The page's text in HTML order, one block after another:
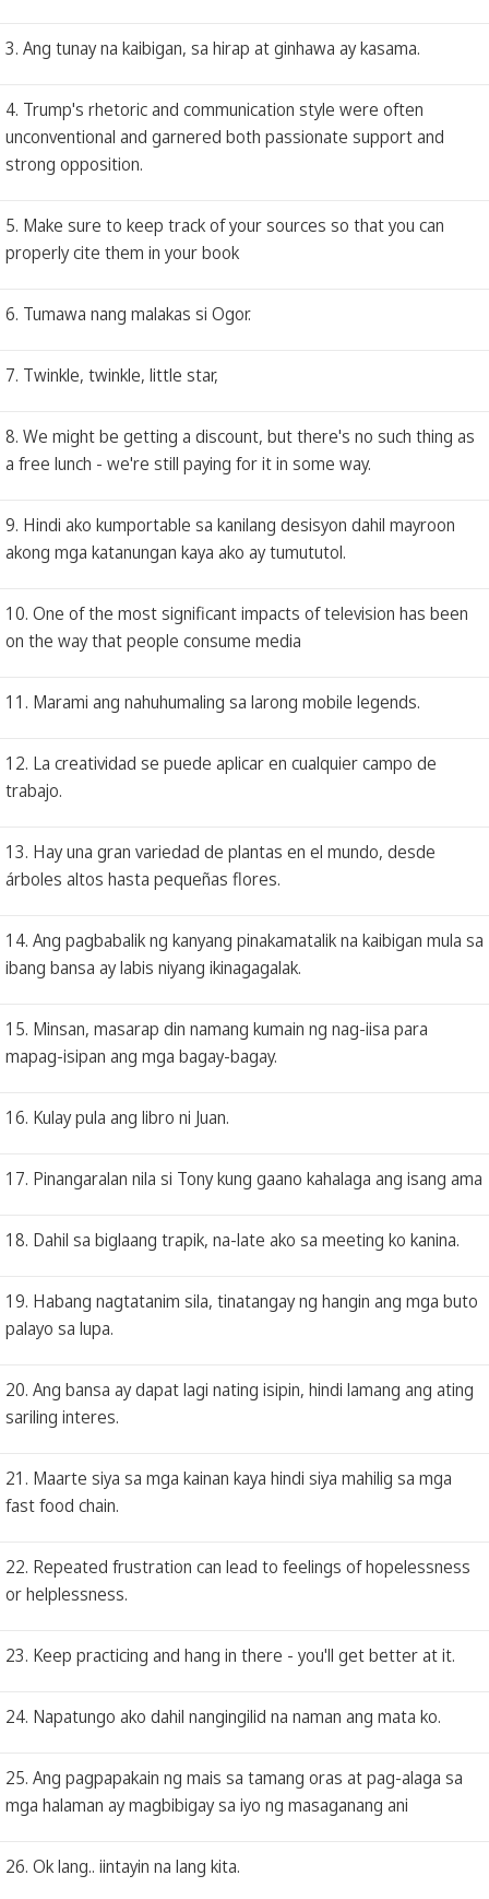
3. Ang tunay na kaibigan, sa hirap at ginhawa ay kasama.
4. Trump's rhetoric and communication style were often
unconventional and garnered both passionate support and
strong opposition.
5. Make sure to keep track of your sources so that you can
properly cite them in your book
6. Tumawa nang malakas si Ogor.
7. Twinkle, twinkle, little star,
8. We might be getting a discount, but there's no such thing as
a free lunch - we're still paying for it in some way.
9. Hindi ako kumportable sa kanilang desisyon dahil mayroon
akong mga katanungan kaya ako ay tumututol.
10. One of the most significant impacts of television has been
on the way that people consume media
11. Marami ang nahuhumaling sa larong mobile legends.
12. La creatividad se puede aplicar en cualquier campo de
trabajo.
13. Hay una gran variedad de plantas en el mundo, desde
árboles altos hasta pequeñas flores.
14. Ang pagbabalik ng kanyang pinakamatalik na kaibigan mula sa
ibang bansa ay labis niyang ikinagagalak.
15. Minsan, masarap din namang kumain ng nag-iisa para
mapag-isipan ang mga bagay-bagay.
16. Kulay pula ang libro ni Juan.
17. Pinangaralan nila si Tony kung gaano kahalaga ang isang ama
18. Dahil sa biglaang trapik, na-late ako sa meeting ko kanina.
19. Habang nagtatanim sila, tinatangay ng hangin ang mga buto
palayo sa lupa.
20. Ang bansa ay dapat lagi nating isipin, hindi lamang ang ating
sariling interes.
21. Maarte siya sa mga kainan kaya hindi siya mahilig sa mga
fast food chain.
22. Repeated frustration can lead to feelings of hopelessness
or helplessness.
23. Keep practicing and hang in there - you'll get better at it.
24. Napatungo ako dahil nangingilid na naman ang mata ko.
25. Ang pagpapakain ng mais sa tamang oras at pag-alaga sa
mga halaman ay magbibigay sa iyo ng masaganang ani
26. Ok lang.. iintayin na lang kita.